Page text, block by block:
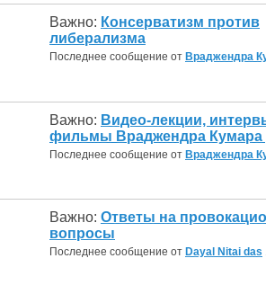
Важно: Консерватизм против
либерализма
Последнее сообщение от Враджендра
Важно: Видео-лекции,
фильмы Враджендра Кумара
Последнее сообщение от Враджендра
Важно: Ответы на
вопросы
Последнее сообщение от Dayal Nitai das